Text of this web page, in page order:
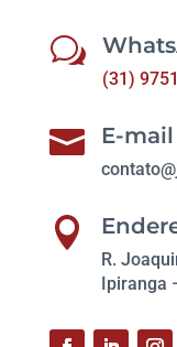
w
(31)
 E-mail

R.
Ipiranga